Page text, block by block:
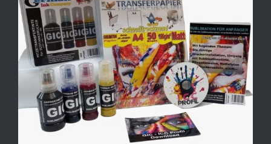
grösseres
Bild